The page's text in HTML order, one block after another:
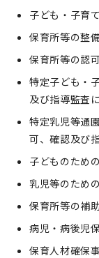
子ども・子育
保育所等の整
保育所等の認
特定子ども・
及び指導監査
特定乳児等通
可、確認及び
子どものため
乳児等のため
保育所等の補
病児・病後児
保育人材確保